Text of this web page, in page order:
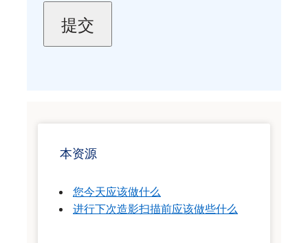
本资源
您今天应该做什么
进行下次造影扫描前应该做些什么